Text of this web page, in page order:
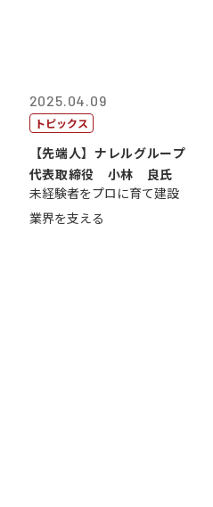
2025.04.09
トピックス
【先端人】ナレルグループ
代表取締役 小林 良氏
未経験者をプロに育て建設
業界を支える